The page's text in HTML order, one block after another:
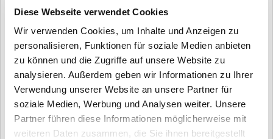
Diese Webseite verwendet Cookies
Wir verwenden Cookies, um Inhalte und Anzeigen zu
personalisieren, Funktionen für soziale Medien anbieten
zu können und die Zugriffe auf unsere Website zu
analysieren. Außerdem geben wir Informationen zu Ihrer
Verwendung unserer Website an unsere Partner für
soziale Medien, Werbung und Analysen weiter. Unsere
Partner führen diese Informationen möglicherweise mit
weiteren Daten zusammen, die Sie ihnen bereitgestellt